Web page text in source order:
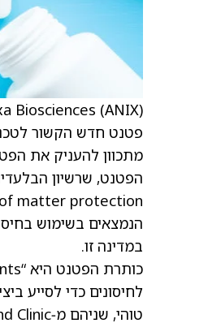
מתכוון להעניק את
במדינה זו.
לחיסונים כדי לסייע
טוהי, שניהם מ‑Cleveland Clinic.